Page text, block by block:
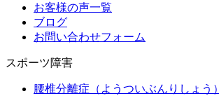
お客様の声一覧
ブログ
お問い合わせフォーム
スポーツ障害
腰椎分離症（ようついぶんりしょう）